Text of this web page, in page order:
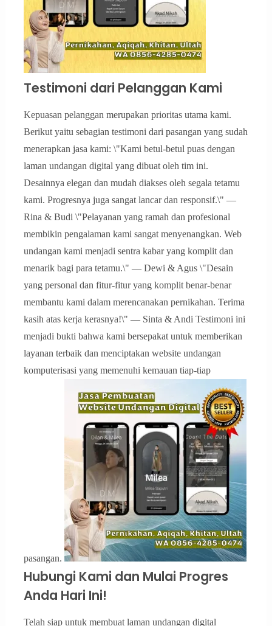
Testimoni dari Pelanggan Kami
Kepuasan pelanggan merupakan prioritas utama kami.
Berikut yaitu sebagian testimoni dari pasangan yang sudah
menerapkan jasa kami: \"Kami betul-betul puas dengan
laman undangan digital yang dibuat oleh tim ini.
Desainnya elegan dan mudah diakses oleh segala tetamu
kami. Progresnya juga sangat lancar dan responsif.\" —
Rina & Budi \"Pelayanan yang ramah dan profesional
membikin pengalaman kami sangat menyenangkan. Web
undangan kami menjadi sentra kabar yang komplit dan
menarik bagi para tetamu.\" — Dewi & Agus \"Desain
yang personal dan fitur-fitur yang komplit benar-benar
membantu kami dalam merencanakan pernikahan. Terima
kasih atas kerja kerasnya!\" — Sinta & Andi Testimoni ini
menjadi bukti bahwa kami bersepakat untuk memberikan
layanan terbaik dan menciptakan website undangan
komputerisasi yang memenuhi kemauan tiap-tiap
pasangan.
Hubungi Kami dan Mulai Progres
Anda Hari Ini!
Telah siap untuk membuat laman undangan digital